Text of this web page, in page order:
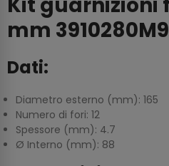
Kit guarnizioni
mm
Dati:
Diametro esterno (mm): 165
Numero di fori: 12
Spessore (mm): 4.7
Ø Interno (mm): 88